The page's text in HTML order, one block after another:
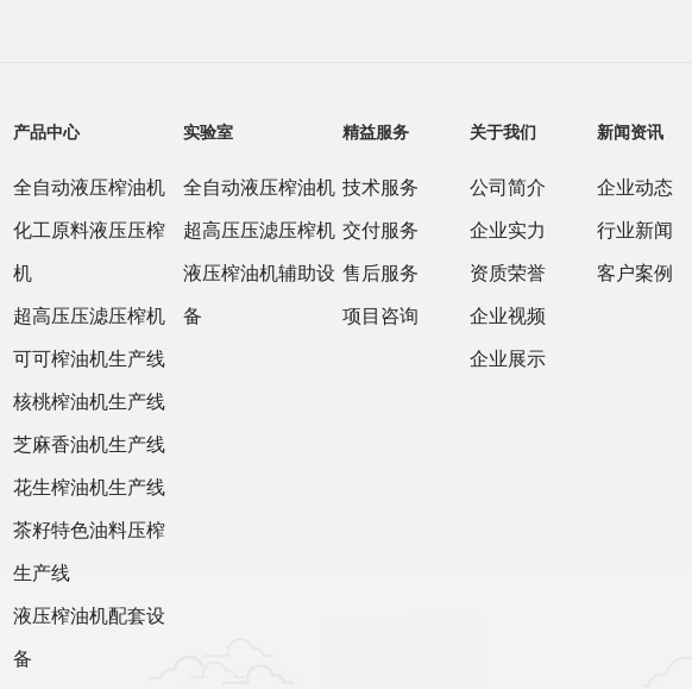
产品中心
全自动液压榨油机
化工原料液压压榨
机
超高压压滤压榨机
可可榨油机生产线
核桃榨油机生产线
芝麻香油机生产线
花生榨油机生产线
茶籽特色油料压榨
生产线
液压榨油机配套设
备
实验室
全自动液压榨油机
超高压压滤压榨机
液压榨油机辅助设
备
精益服务
技术服务
交付服务
售后服务
项目咨询
关于我们
公司简介
企业实力
资质荣誉
企业视频
企业展示
新闻资讯
企业动态
行业新闻
客户案例